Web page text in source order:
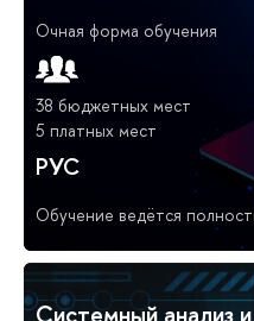
Очная форма обучения
38 бюджетных мест
5 платных мест
РУС
Обучение ведётся
Системный анализ